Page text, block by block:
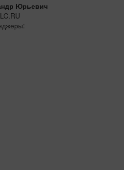
Юрьевич